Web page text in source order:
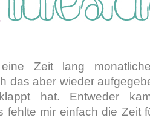
Zeit lang
das aber wieder
hat. Entweder
fehlte mir einfach die Zeit